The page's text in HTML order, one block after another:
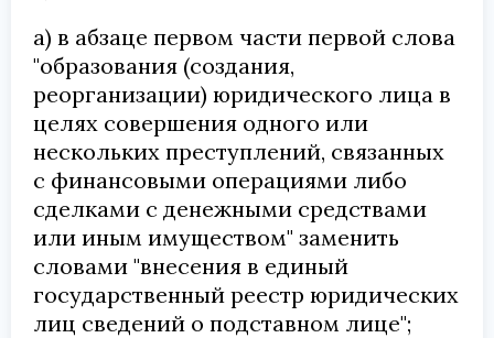
а) в абзаце первом части первой слова
"образования (создания,
реорганизации) юридического лица в
целях совершения одного или
нескольких преступлений, связанных
с финансовыми операциями либо
сделками с денежными средствами
или иным имуществом" заменить
словами "внесения в единый
государственный реестр юридических
лиц сведений о подставном лице";